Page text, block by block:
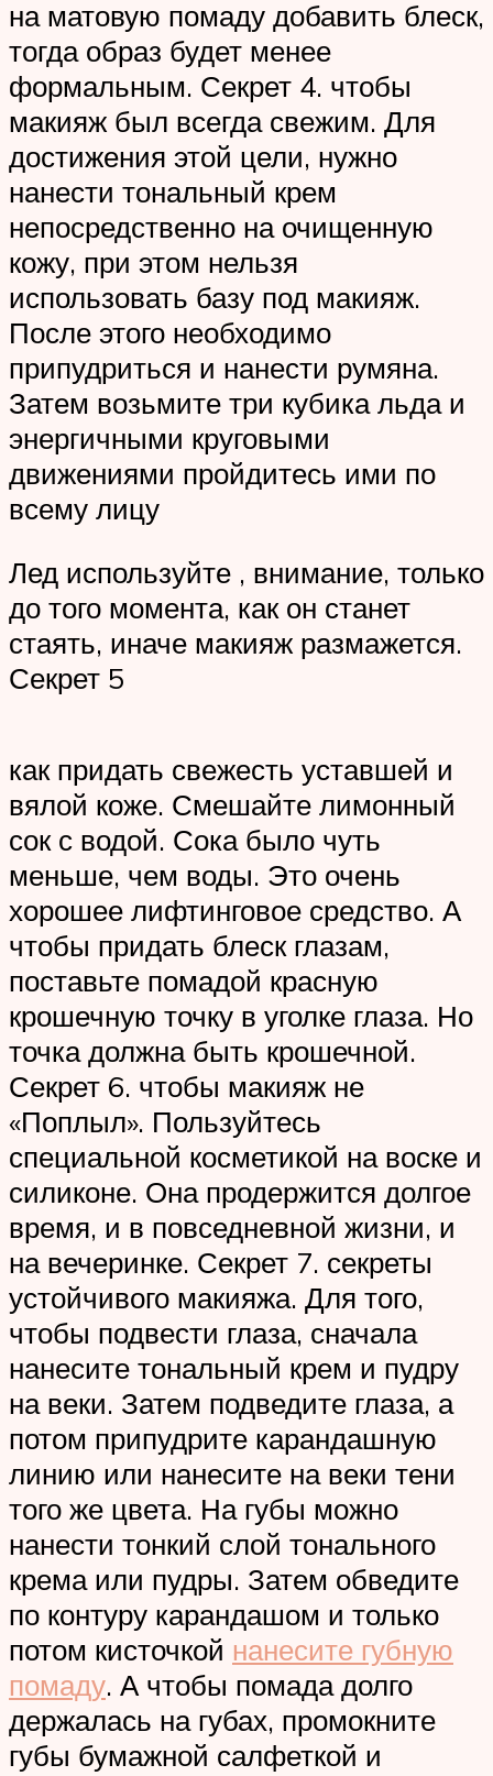
на матовую помаду добавить блеск,
тогда образ будет менее
формальным. Секрет 4. чтобы
макияж был всегда свежим. Для
достижения этой цели, нужно
нанести тональный крем
непосредственно на очищенную
кожу, при этом нельзя
использовать базу под макияж.
После этого необходимо
припудриться и нанести румяна.
Затем возьмите три кубика льда и
энергичными круговыми
движениями пройдитесь ими по
всему лицу
Лед используйте , внимание, только
до того момента, как он станет
стаять, иначе макияж размажется.
Секрет 5
как придать свежесть уставшей и
вялой коже. Смешайте лимонный
сок с водой. Сока было чуть
меньше, чем воды. Это очень
хорошее лифтинговое средство. А
чтобы придать блеск глазам,
поставьте помадой красную
крошечную точку в уголке глаза. Но
точка должна быть крошечной.
Секрет 6. чтобы макияж не
«Поплыл». Пользуйтесь
специальной косметикой на воске и
силиконе. Она продержится долгое
время, и в повседневной жизни, и
на вечеринке. Секрет 7. секреты
устойчивого макияжа. Для того,
чтобы подвести глаза, сначала
нанесите тональный крем и пудру
на веки. Затем подведите глаза, а
потом припудрите карандашную
линию или нанесите на веки тени
того же цвета. На губы можно
нанести тонкий слой тонального
крема или пудры. Затем обведите
по контуру карандашом и только
потом кисточкой нанесите губную
помаду. А чтобы помада долго
держалась на губах, промокните
губы бумажной салфеткой и